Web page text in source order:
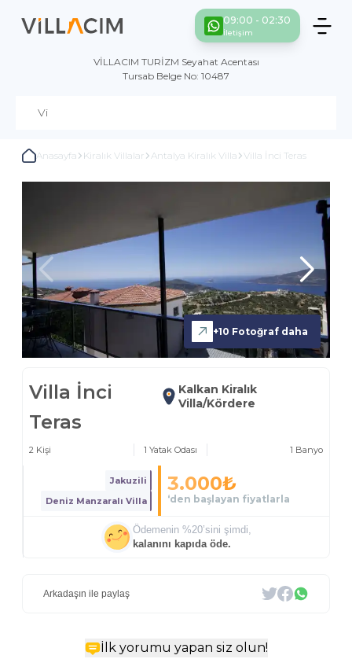
09:00 - 02:30
İletişim
VİLLACIM TURİZM Seyahat Acentası
Tursab Belge No: 10487
Anasayfa Kiralık Villalar Antalya Kiralık Villa Villa İnci Teras
+10 Fotoğraf daha
Villa İnci
Teras
Kalkan Kiralık
Villa/Kördere
2 Kişi 1 Yatak Odası 1 Banyo
Jakuzili
Deniz Manzaralı Villa
3.000₺
‘den başlayan fiyatlarla
Ödemenin %20’sini şimdi,
kalanını kapıda öde.
Arkadaşın ile paylaş
İlk yorumu yapan siz olun!